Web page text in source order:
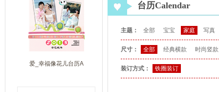
爱_幸福像花儿台历A
台历Calendar
主题： 全部 宝宝 家庭 写真
尺寸： 全部 经典横款 时尚竖款
装订方式： 铁圈装订